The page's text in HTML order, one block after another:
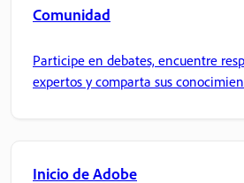
Comunidad
Participe en debates, encuentre
expertos y comparta sus
Inicio de Adobe